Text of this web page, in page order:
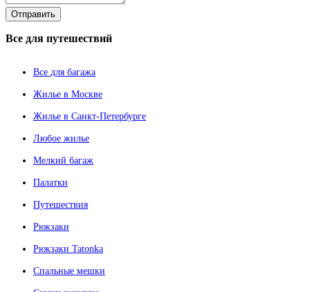
Все для путешествий
Все для багажа
Жилье в Москве
Жилье в Санкт-Петербурге
Любое жилье
Мелкий багаж
Палатки
Путешествия
Рюкзаки
Рюкзаки Tatonka
Спальные мешки